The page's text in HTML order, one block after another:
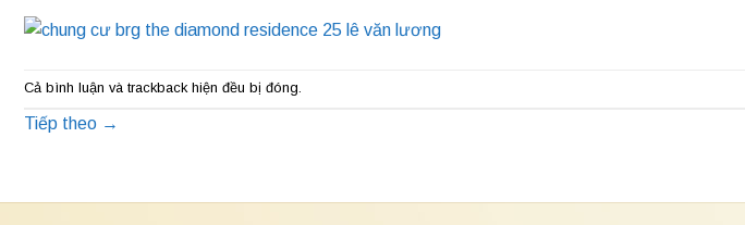
Cả bình luận và trackback hiện đều bị đóng.
Tiếp theo →